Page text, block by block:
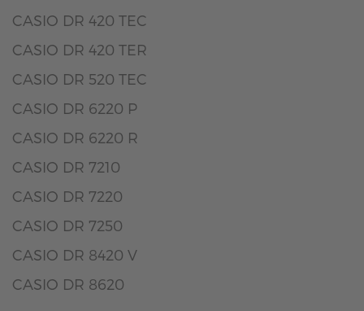
CASIO DR 420 TEC
CASIO DR 420 TER
CASIO DR 520 TEC
CASIO DR 6220 P
CASIO DR 6220 R
CASIO DR 7210
CASIO DR 7220
CASIO DR 7250
CASIO DR 8420 V
CASIO DR 8620